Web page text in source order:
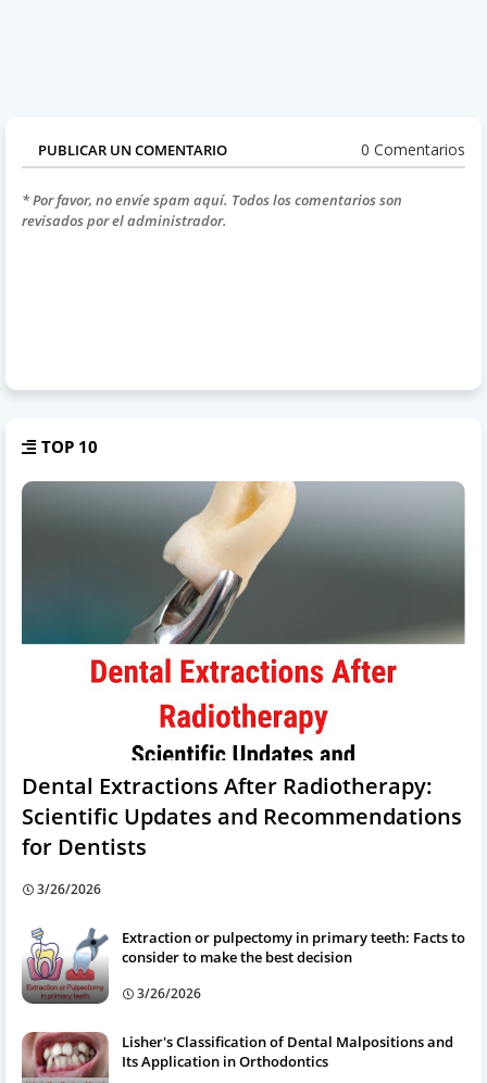
PUBLICAR UN COMENTARIO 0 Comentarios
* Por favor, no envíe spam aquí. Todos los comentarios son
revisados por el administrador.
TOP 10
Dental Extractions After Radiotherapy:
Scientific Updates and Recommendations
for Dentists
3/26/2026
Extraction or pulpectomy in primary teeth: Facts to
consider to make the best decision
3/26/2026
Lisher's Classification of Dental Malpositions and
Its Application in Orthodontics